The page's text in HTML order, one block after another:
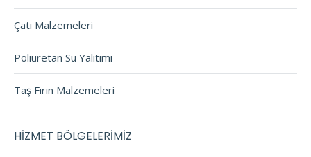
Çatı Malzemeleri
Poliüretan Su Yalıtımı
Taş Fırın Malzemeleri
HİZMET BÖLGELERİMİZ